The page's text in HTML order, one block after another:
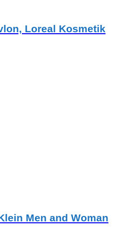
Loreal Kosmetik
Men and Woman